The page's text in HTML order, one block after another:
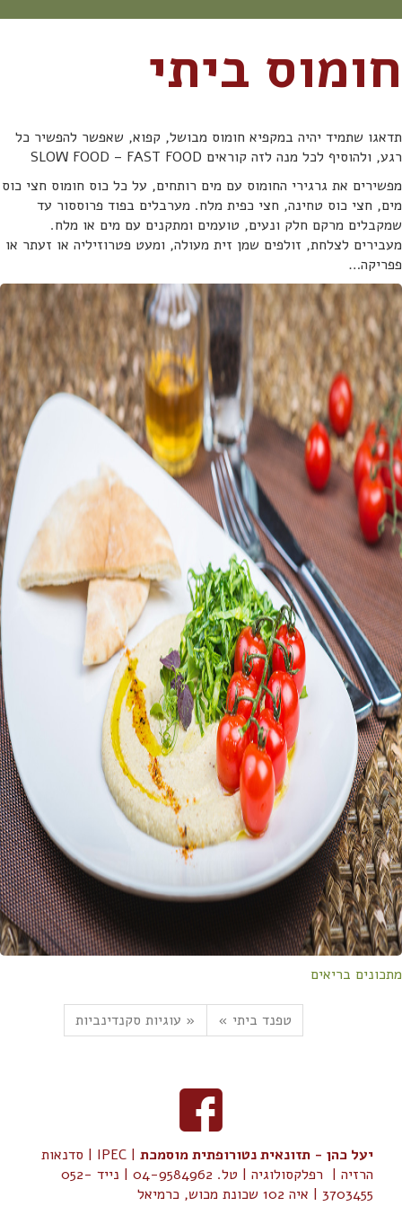
חומוס ביתי
תדאגו שתמיד יהיה במקפיא חומוס מבושל, קפוא, שאפשר להפשיר כל
רגע, ולהוסיף לכל מנה לזה קוראים SLOW FOOD – FAST FOOD
מפשירים את גרגירי החומוס עם מים רותחים, על כל כוס חומוס חצי כוס
מים, חצי כוס טחינה, חצי כפית מלח. מערבלים בפוד פרוססור עד
שמקבלים מרקם חלק ונעים, טועמים ומתקנים עם מים או מלח.
מעבירים לצלחת, זולפים שמן זית מעולה, ומעט פטרוזיליה או זעתר או
פפריקה…
מתכונים בריאים
« עוגיות סקנדינביות טפנד ביתי »
יעל כהן - תזונאית נטורופתית מוסמכת
| IPEC | סדנאות
הרזיה | רפלקסולוגיה | טל. 04-9584962 | נייד 052-
3703455 | איה 102 שכונת מכוש, כרמיאל